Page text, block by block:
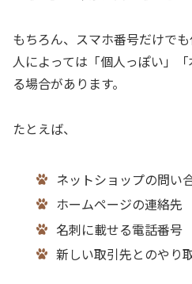
もちろん、スマホ番号だけでも
人によっては「個人っぽい」
る場合があります。
たとえば、
ネットショップの問い
ホームページの連絡先
名刺に載せる電話番号
新しい取引先とのやり